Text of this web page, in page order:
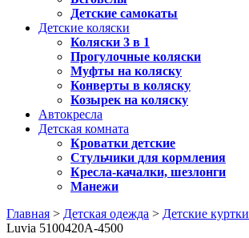
Детские самокаты
Детские коляски
Коляски 3 в 1
Прогулочные коляски
Муфты на коляску
Конверты в коляску
Козырек на коляску
Автокресла
Детская комната
Кроватки детские
Стульчики для кормления
Кресла-качалки, шезлонги
Манежи
Главная > Детская одежда > Детские куртки
Luvia 5100420A-4500